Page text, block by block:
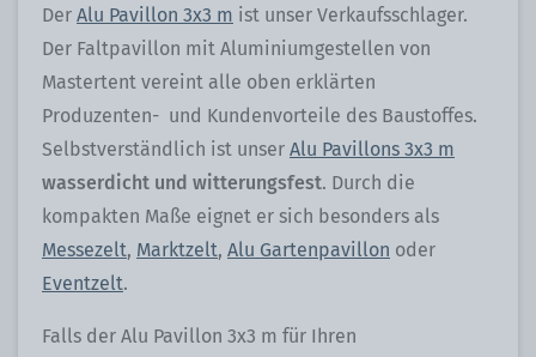
Der Alu Pavillon 3x3 m ist unser Verkaufsschlager.
Der Faltpavillon mit Aluminiumgestellen von
Mastertent vereint alle oben erklärten
Produzenten- und Kundenvorteile des Baustoffes.
Selbstverständlich ist unser Alu Pavillons 3x3 m
wasserdicht und witterungsfest. Durch die
kompakten Maße eignet er sich besonders als
Messezelt, Marktzelt, Alu Gartenpavillon oder
Eventzelt.
Falls der Alu Pavillon 3x3 m für Ihren